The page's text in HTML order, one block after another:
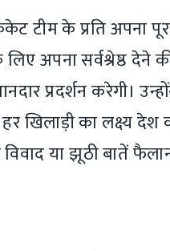
टीम के प्रति अपना
अपना सर्वश्रेष्ठ
प्रदर्शन करेगी।
खिलाड़ी का लक्ष्य देश
या झूठी बातें